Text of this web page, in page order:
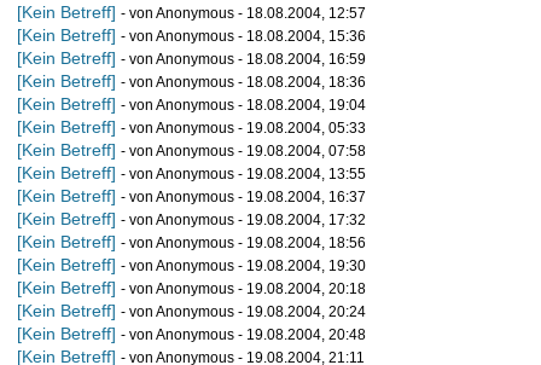
[Kein Betreff] - von Anonymous - 18.08.2004, 12:57
[Kein Betreff] - von Anonymous - 18.08.2004, 15:36
[Kein Betreff] - von Anonymous - 18.08.2004, 16:59
[Kein Betreff] - von Anonymous - 18.08.2004, 18:36
[Kein Betreff] - von Anonymous - 18.08.2004, 19:04
[Kein Betreff] - von Anonymous - 19.08.2004, 05:33
[Kein Betreff] - von Anonymous - 19.08.2004, 07:58
[Kein Betreff] - von Anonymous - 19.08.2004, 13:55
[Kein Betreff] - von Anonymous - 19.08.2004, 16:37
[Kein Betreff] - von Anonymous - 19.08.2004, 17:32
[Kein Betreff] - von Anonymous - 19.08.2004, 18:56
[Kein Betreff] - von Anonymous - 19.08.2004, 19:30
[Kein Betreff] - von Anonymous - 19.08.2004, 20:18
[Kein Betreff] - von Anonymous - 19.08.2004, 20:24
[Kein Betreff] - von Anonymous - 19.08.2004, 20:48
[Kein Betreff] - von Anonymous - 19.08.2004, 21:11